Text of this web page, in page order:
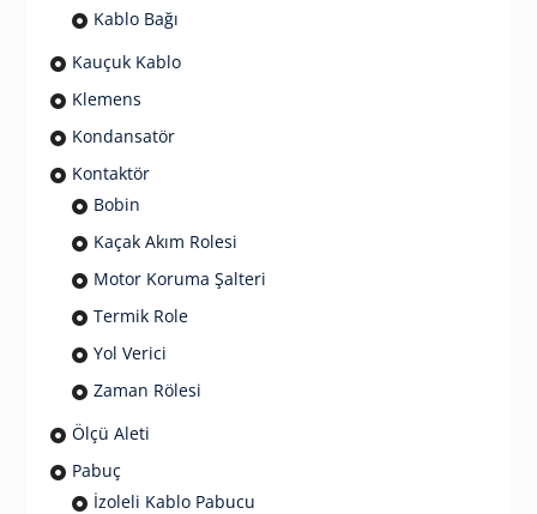
Kablo Bağı
Kauçuk Kablo
Klemens
Kondansatör
Kontaktör
Bobin
Kaçak Akım Rolesi
Motor Koruma Şalteri
Termik Role
Yol Verici
Zaman Rölesi
Ölçü Aleti
Pabuç
İzoleli Kablo Pabucu